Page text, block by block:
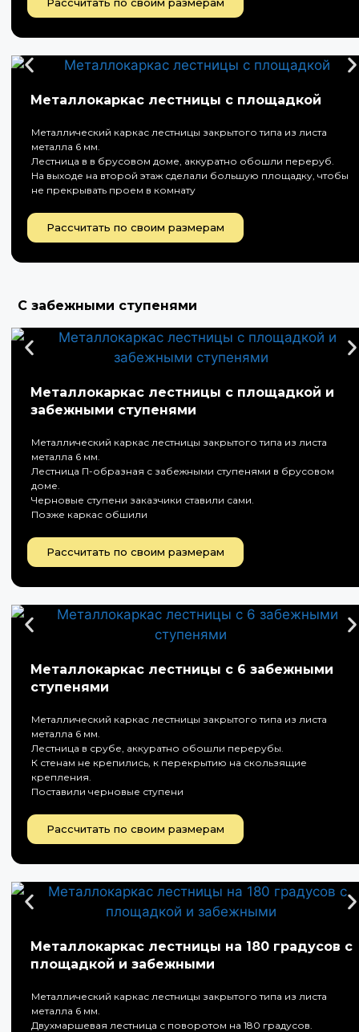
Металлокаркас лестницы с площадкой
Металлический каркас лестницы закрытого типа из листа
металла 6 мм.
Лестница в в брусовом доме, аккуратно обошли переруб.
На выходе на второй этаж сделали большую площадку, чтобы
не прекрывать проем в комнату
Рассчитать по своим размерам
С забежными ступенями
Металлокаркас лестницы с площадкой и
забежными ступенями
Металлический каркас лестницы закрытого типа из листа
металла 6 мм.
Лестница П-образная с забежными ступенями в брусовом
доме.
Черновые ступени заказчики ставили сами.
Позже каркас обшили
Рассчитать по своим размерам
Металлокаркас лестницы с 6 забежными
ступенями
Металлический каркас лестницы закрытого типа из листа
металла 6 мм.
Лестница в срубе, аккуратно обошли перерубы.
К стенам не крепились, к перекрытию на скользящие
крепления.
Поставили черновые ступени
Рассчитать по своим размерам
Металлокаркас лестницы на 180 градусов с
площадкой и забежными
Металлический каркас лестницы закрытого типа из листа
металла 6 мм.
Двухмаршевая лестница с поворотом на 180 градусов.